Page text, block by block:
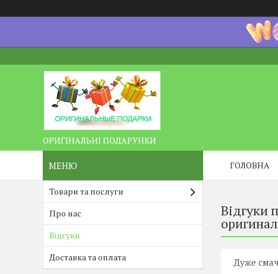
ОРИГІНАЛЬНІ ПОДАРУНКИ
ГОЛОВНА
Відгуки
Дуже
Товари та послуги
Про нас
Відгуки
Доставка та оплата